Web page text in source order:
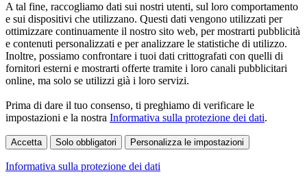
A tal fine, raccogliamo dati sui nostri utenti, sul loro comportamento
e sui dispositivi che utilizzano. Questi dati vengono utilizzati per
ottimizzare continuamente il nostro sito web, per mostrarti pubblicità
e contenuti personalizzati e per analizzare le statistiche di utilizzo.
Inoltre, possiamo confrontare i tuoi dati crittografati con quelli di
fornitori esterni e mostrarti offerte tramite i loro canali pubblicitari
online, ma solo se utilizzi già i loro servizi.
Prima di dare il tuo consenso, ti preghiamo di verificare le
impostazioni e la nostra Informativa sulla protezione dei dati.
Accetta Solo obbligatori Personalizza le impostazioni
Informativa sulla protezione dei dati